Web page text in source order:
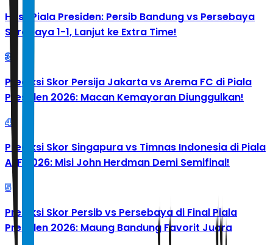
Hasil Piala Presiden: Persib Bandung vs Persebaya
Surabaya 1-1, Lanjut ke Extra Time!
3
Prediksi Skor Persija Jakarta vs Arema FC di Piala
Presiden 2026: Macan Kemayoran Diunggulkan!
4
Prediksi Skor Singapura vs Timnas Indonesia di Piala
AFF 2026: Misi John Herdman Demi Semifinal!
5
Prediksi Skor Persib vs Persebaya di Final Piala
Presiden 2026: Maung Bandung Favorit Juara